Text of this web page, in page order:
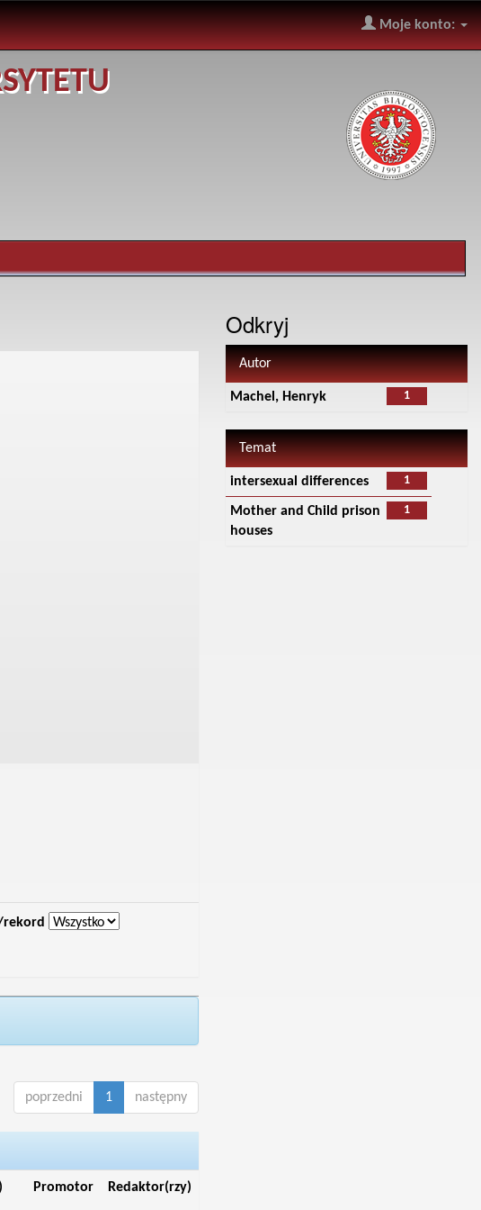
Moje konto:
poprzedni 1 następny
Promotor Redaktor(rzy)
Odkryj
Autor
1
Machel, Henryk
Temat
1
intersexual differences
1
Mother and Child prison
houses